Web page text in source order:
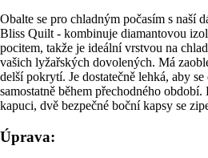
Obalte se pro chladným počasím s naší
Bliss Quilt - kombinuje diamantovou
pocitem, takže je ideální vrstvou na
vašich lyžařských dovolených. Má
delší pokrytí. Je dostatečně lehká, aby
samostatně během přechodného
kapuci, dvě bezpečné boční kapsy se
Úprava: